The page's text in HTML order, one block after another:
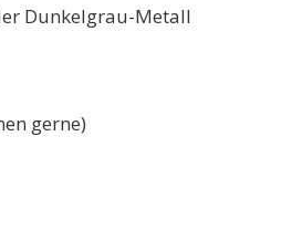
Dunkelgrau-Metall
gerne)